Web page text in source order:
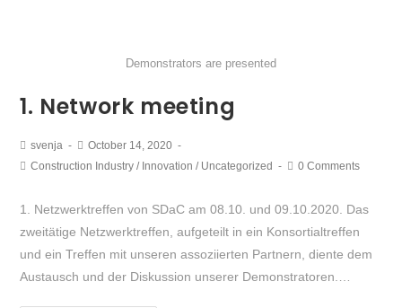
Demonstrators are presented
1. Network meeting
svenja
October 14, 2020
Construction Industry / Innovation / Uncategorized 0 Comments
1. Netzwerktreffen von SDaC am 08.10. und 09.10.2020. Das
zweitätige Netzwerktreffen, aufgeteilt in ein Konsortialtreffen
und ein Treffen mit unseren assoziierten Partnern, diente dem
Austausch und der Diskussion unserer Demonstratoren.…